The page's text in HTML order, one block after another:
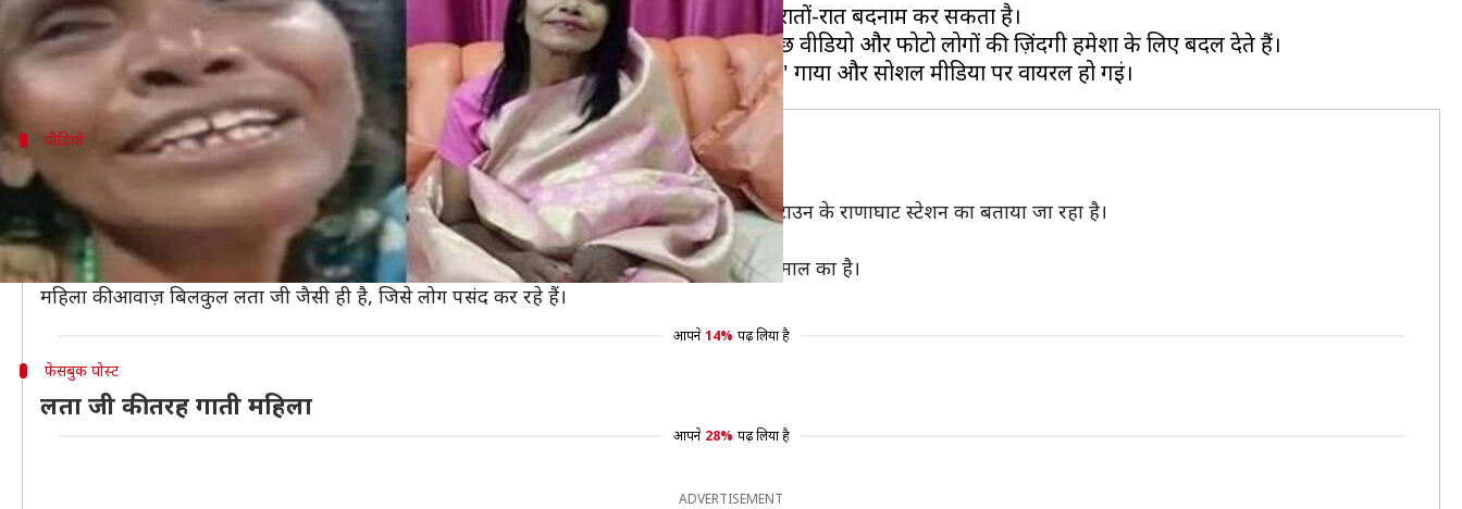
सोशल मीडिया एक ऐसा प्लेटफ़ॉर्म है, जो किसी को भी रातों-रात स्टार बना सकता है और किसी को रातों-रात बदनाम कर सकता है।
आए दिन सोशल मीडिया पर तरह-तरह के वायरल वीडियो और फोटो देखने को मिलते हैं। इनमें से कुछ वीडियो और फोटो लोगों की ज़िंदगी हमेशा के लिए बदल देते हैं।
वीडियो
बिलकुल लता जैसी है महिला की आवाज़
आपकी जानकारी के लिए बता दें कि सोशल मीडिया पर वायरल हो रहा वीडियो पश्चिम बंगाल के बारपेटा टाउन के राणाघाट स्टेशन का बताया जा रहा है।
वीडियो, फेसबुक पेज 'बारपेटा टाउन द प्लेस ऑफ पीस' द्वारा अपलोड किया गया है।
इस वीडियो में महिला जिस ख़ूबसूरती से लता जी के गाने को बिलकुल उनके ही अंदाज़ में गा रही है, वह कमाल का है।
महिला की आवाज़ बिलकुल लता जी जैसी ही है, जिसे लोग पसंद कर रहे हैं।
आपने 14% पढ़ लिया है
फेसबुक पोस्ट
लता जी की तरह गाती महिला
आपने 28% पढ़ लिया है
ADVERTISEMENT